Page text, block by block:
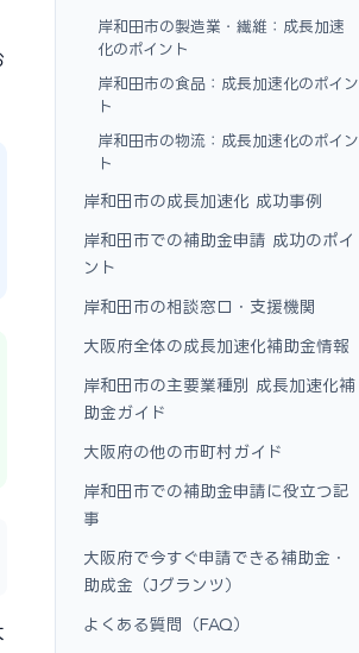
岸和田市の製造業・繊維：成長加速
化のポイント
岸和田市の食品：成長加速化のポイン
ト
岸和田市の物流：成長加速化のポイン
ト
岸和田市の成長加速化 成功事例
岸和田市での補助金申請 成功のポイ
ント
岸和田市の相談窓口・支援機関
大阪府全体の成長加速化補助金情報
岸和田市の主要業種別 成長加速化補
助金ガイド
大阪府の他の市町村ガイド
岸和田市での補助金申請に役立つ記
事
大阪府で今すぐ申請できる補助金・
助成金（Jグランツ）
よくある質問（FAQ）